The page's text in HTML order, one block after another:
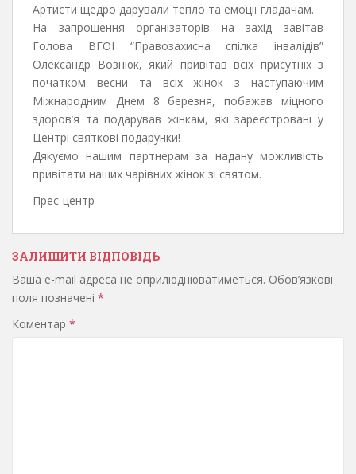
Артисти щедро дарували тепло та емоції гладачам.
На запрошення організаторів на захід завітав
Голова ВГОІ “Правозахисна спілка інвалідів”
Олександр Вознюк, який привітав всіх присутніх з
початком весни та всіх жінок з наступаючим
Міжнародним Днем 8 березня, побажав міцного
здоров’я та подарував жінкам, які зареєстровані у
Центрі святкові подарунки!
Дякуємо нашим партнерам за надану можливість
привітати наших чарівних жінок зі святом.
Прес-центр
ЗАЛИШИТИ ВІДПОВІДЬ
Ваша e-mail адреса не оприлюднюватиметься. Обов’язкові
поля позначені *
Коментар *